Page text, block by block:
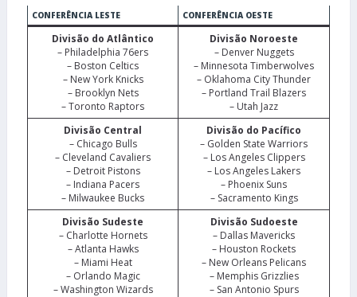
CONFERÊNCIA LESTE CONFERÊNCIA OESTE
Divisão do Atlântico
– Philadelphia 76ers
– Boston Celtics
– New York Knicks
– Brooklyn Nets
– Toronto Raptors
Divisão Noroeste
– Denver Nuggets
– Minnesota Timberwolves
– Oklahoma City Thunder
– Portland Trail Blazers
– Utah Jazz
Divisão Central
– Chicago Bulls
– Cleveland Cavaliers
– Detroit Pistons
– Indiana Pacers
– Milwaukee Bucks
Divisão do Pacífico
– Golden State Warriors
– Los Angeles Clippers
– Los Angeles Lakers
– Phoenix Suns
– Sacramento Kings
Divisão Sudeste
– Charlotte Hornets
– Atlanta Hawks
– Miami Heat
– Orlando Magic
– Washington Wizards
Divisão Sudoeste
– Dallas Mavericks
– Houston Rockets
– New Orleans Pelicans
– Memphis Grizzlies
– San Antonio Spurs